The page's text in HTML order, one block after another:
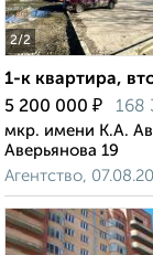
2/2
1-к квартира,
5 200 000 ₽ 168
мкр. имени К.А.
Аверьянова 19
Агентство,